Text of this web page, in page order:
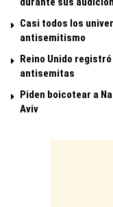
Casi todos los
antisemitismo
Reino Unido
antisemitas
Piden boicotear a
Aviv